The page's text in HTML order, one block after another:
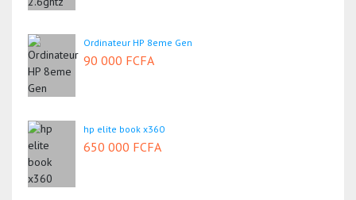
Ordinateur HP 8eme Gen
90 000 FCFA
hp elite book x360
650 000 FCFA